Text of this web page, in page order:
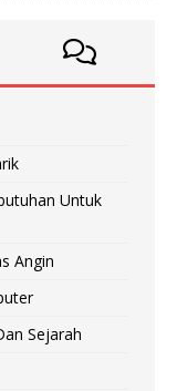
Untuk
Angin
Sejarah